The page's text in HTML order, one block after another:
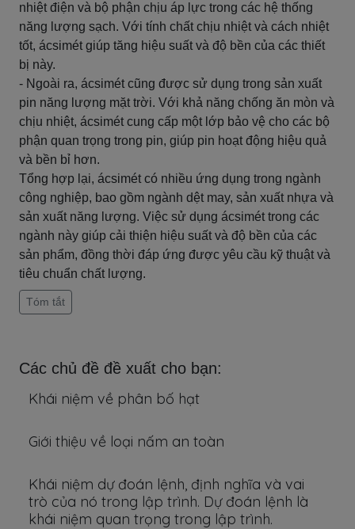
nhiệt điện và bộ phận chịu áp lực trong các hệ thống
năng lượng sạch. Với tính chất chịu nhiệt và cách nhiệt
tốt, ácsimét giúp tăng hiệu suất và độ bền của các thiết
bị này.
- Ngoài ra, ácsimét cũng được sử dụng trong sản xuất
pin năng lượng mặt trời. Với khả năng chống ăn mòn và
chịu nhiệt, ácsimét cung cấp một lớp bảo vệ cho các bộ
phận quan trọng trong pin, giúp pin hoạt động hiệu quả
và bền bỉ hơn.
Tổng hợp lại, ácsimét có nhiều ứng dụng trong ngành
công nghiệp, bao gồm ngành dệt may, sản xuất nhựa và
sản xuất năng lượng. Việc sử dụng ácsimét trong các
ngành này giúp cải thiện hiệu suất và độ bền của các
sản phẩm, đồng thời đáp ứng được yêu cầu kỹ thuật và
tiêu chuẩn chất lượng.
Tóm tắt
Các chủ đề đề xuất cho bạn:
Khái niệm về phân bố hạt
Giới thiệu về loại nấm an toàn
Khái niệm dự đoán lệnh, định nghĩa và vai
trò của nó trong lập trình. Dự đoán lệnh là
khái niệm quan trọng trong lập trình.